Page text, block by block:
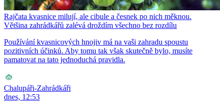
Rajčata kvasnice milují, ale cibule a česnek po nich měknou.
Většina zahrádkářů zalévá droždím všechno bez rozdílu
Používání kvasnicových hnojiv má na vaši zahradu spoustu
pozitivních účinků. Aby tomu tak však skutečně bylo, musíte
pamatovat na tato jednoduchá pravidla.
Chalupáři-Zahrádkáři
dnes, 12:53